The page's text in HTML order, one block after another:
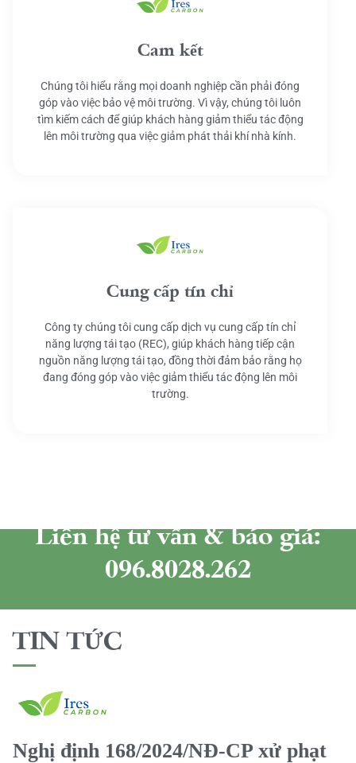
Cam kết
Chúng tôi hiểu rằng mọi doanh nghiệp cần phải đóng
góp vào việc bảo vệ môi trường. Vì vậy, chúng tôi luôn
tìm kiếm cách để giúp khách hàng giảm thiểu tác động
lên môi trường qua việc giảm phát thải khí nhà kính.
Cung cấp tín chỉ
Công ty chúng tôi cung cấp dịch vụ cung cấp tín chỉ
năng lượng tái tạo (REC), giúp khách hàng tiếp cận
nguồn năng lượng tái tạo, đồng thời đảm bảo rằng họ
đang đóng góp vào việc giảm thiểu tác động lên môi
trường.
Liên hệ tư vấn & báo giá:
096.8028.262
TIN TỨC
Nghị định 168/2024/NĐ-CP xử phạt